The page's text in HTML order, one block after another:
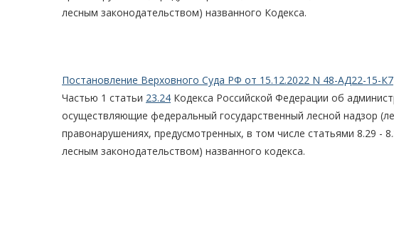
лесным законодательством) названного Кодекса.
Постановление Верховного Суда РФ от 15.12.2022 N 48-АД22-15-К7
Частью 1 статьи 23.24 Кодекса Российской Федерации об
осуществляющие федеральный государственный лесной надзор
правонарушениях, предусмотренных, в том числе статьями 8.29 -
лесным законодательством) названного кодекса.